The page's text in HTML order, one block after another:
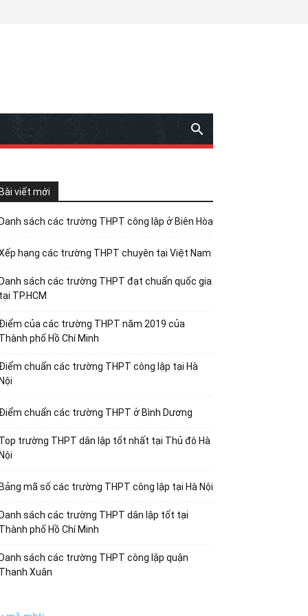
Bài viết mới
Danh sách các trường THPT công lập ở Biên Hòa
hạng các trường THPT chuyên tại Việt Nam
Danh sách các trường THPT đạt chuẩn quốc gia
tại TP.HCM
Điểm của các trường THPT năm 2019 của
Thành phố Hồ Chí Minh
Điểm chuẩn các trường THPT công lập tại Hà
Nội
Điểm chuẩn các trường THPT ở Bình Dương
Top trường THPT dân lập tốt nhất tại Thủ đô Hà
Nội
Bảng mã số các trường THPT công lập tại Hà Nội
Danh sách các trường THPT dân lập tốt tại
Thành phố Hồ Chí Minh
Danh sách các trường THPT công lập quận
Thanh Xuân